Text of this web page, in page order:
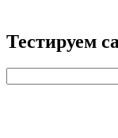
Тестируем